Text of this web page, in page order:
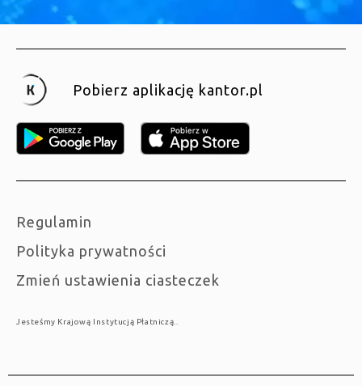
Pobierz aplikację kantor.pl
Regulamin
Polityka prywatności
Zmień ustawienia ciasteczek
Jesteśmy Krajową Instytucją Płatniczą..